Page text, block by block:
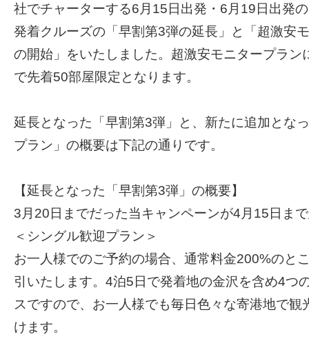
社でチャーターする6月15日出発・6月19日出発
発着クルーズの「早割第3弾の延長」と「超激安
の開始」をいたしました。超激安モニタープラン
で先着50部屋限定となります。
延長となった「早割第3弾」と、新たに追加とな
プラン」の概要は下記の通りです。
【延長となった「早割第3弾」の概要】
3月20日までだった当キャンペーンが4月15日ま
＜シングル歓迎プラン＞
お一人様でのご予約の場合、通常料金200%のと
引いたします。4泊5日で発着地の金沢を含め4つ
スですので、お一人様でも毎日色々な寄港地で観
けます。